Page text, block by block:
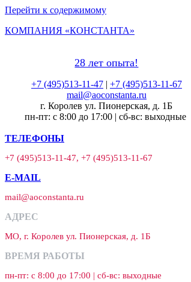
Перейти к содержимому
КОМПАНИЯ «КОНСТАНТА»
28 лет опыта!
+7 (495)513-11-47| +7 (495)513-11-67
mail@aoconstanta.ru
г. Королев ул. Пионерская, д. 1Б
пн-пт: с 8:00 до 17:00 | сб-вс: выходные
ТЕЛЕФОНЫ
+7 (495)513-11-47, +7 (495)513-11-67
E-MAIL
mail@aoconstanta.ru
АДРЕС
МО, г. Королев ул. Пионерская, д. 1Б
ВРЕМЯ РАБОТЫ
пн-пт: с 8:00 до 17:00 | сб-вс: выходные